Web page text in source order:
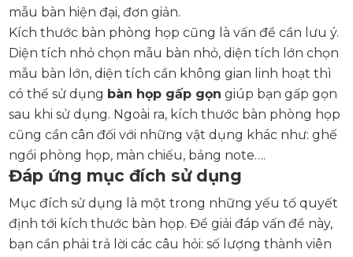
mẫu bàn hiện đại, đơn giản.
Kích thước bàn phòng họp cũng là vấn đề cần lưu ý.
Diện tích nhỏ chọn mẫu bàn nhỏ, diện tích lớn chọn
mẫu bàn lớn, diện tích cần không gian linh hoạt thì
có thể sử dụng bàn họp gấp gọn giúp bạn gấp gọn
sau khi sử dụng. Ngoài ra, kích thước bàn phòng họp
cũng cần cân đối với những vật dụng khác như: ghế
ngồi phòng họp, màn chiếu, bảng note….
Đáp ứng mục đích sử dụng
Mục đích sử dụng là một trong những yếu tố quyết
định tới kích thước bàn họp. Để giải đáp vấn đề này,
bạn cần phải trả lời các câu hỏi: số lượng thành viên